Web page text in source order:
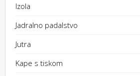
Izola
Jadralno padalstvo
Jutra
Kape s tiskom